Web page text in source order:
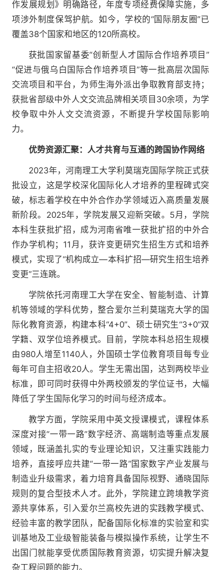
作发展规划》明确路径，年度专项经费保障实施，多
项涉外制度保驾护航。如今，学校的“国际朋友圈”已
覆盖38个国家和地区的120所高校。
获批国家留基委“创新型人才国际合作培养项目”
“促进与俄乌白国际合作培养项目”等一批高层次国际
交流项目和平台，为师生海外派出争取教育部支持；
获批省部级中外人文交流品牌相关项目30余项，为学
校争取中外人文交流资源，不断提升学校国际影响
力。
优势资源汇聚：人才共育与互通的跨国协作网络
2023年，河南理工大学利莫瑞克国际学院正式获
批设立，这是学校深化国际化人才培养的里程碑式突
破，标志着学校在中外合作办学领域迈入高质量发展
新阶段。2025年，学院发展又迎新突破。5月，学院
本科生获批扩招，成为河南省唯一获批扩招的中外合
作办学机构；11月，获许变更研究生招生方式和培养
模式，实现了“机构成立—本科扩招—研究生招生培养
变更”三连跳。
学院依托河南理工大学在安全、智能制造、计算
机等领域的学科优势，整合爱尔兰利莫瑞克大学的国
际化教育资源，构建本科“4+0”、硕士研究生“3+0”双
学籍、双学位培养模式。目前，学院本科总招生规模
由980人增至1140人，外国硕士学位教育项目每专业
每年可自主招收20人。学生无需出国，达到两校毕业
标准，即可同时获得中外两校颁发的学位证书，大幅
降低了学生国际化学习的时间与经济成本。
教学方面，学院采用中英文授课模式，课程体系
深度对接“一带一路”数字经济、高端制造等重点发展
领域，既涵盖扎实的专业理论知识，又注重实践能力
培养，直接呼应共建“一带一路”国家数字产业发展与
制造业升级需求，着力培育具备国际视野、通晓国际
规则的复合型技术人才。此外，学院建立跨境教学资
源共享体系，引入爱尔兰高校先进的实践教学模式、
经验丰富的教学团队，配备国际化标准的实验室和实
训基地及工业级智能装备与模拟操作系统，让学生不
出国门就能享受优质国际教育资源，切实提升解决复
杂工程问题的能力。